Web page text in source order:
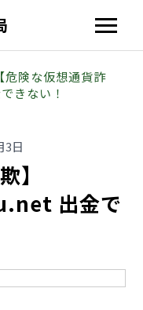
【危険な仮想通貨詐
きない！
3日
】
出金で